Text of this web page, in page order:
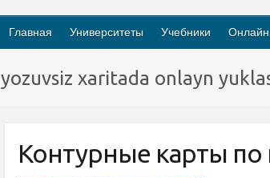
Главная Университеты Учебники Онлайн
yozuvsiz xaritada onlayn
Контурные карты по